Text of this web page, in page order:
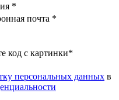
*
почта *
код с картинки*
персональных данных в